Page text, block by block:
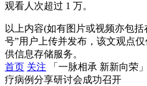
观看人次超过 1 万。
以上内容(如有图片或视频亦包
号”用户上传并发布，该文观点
供信息存储服务。
首页 关注
「一脉相承 新新向荣
疗病例分享研讨会成功召开